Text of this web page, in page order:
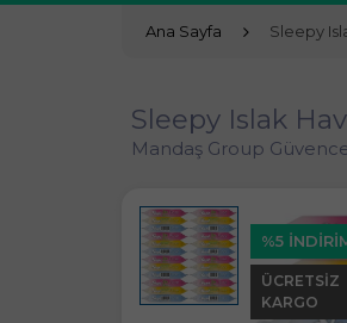
Ana Sayfa Sleepy
Sleepy Islak
Mandaş Group
%5
ÜCRETSIZ
KARGO